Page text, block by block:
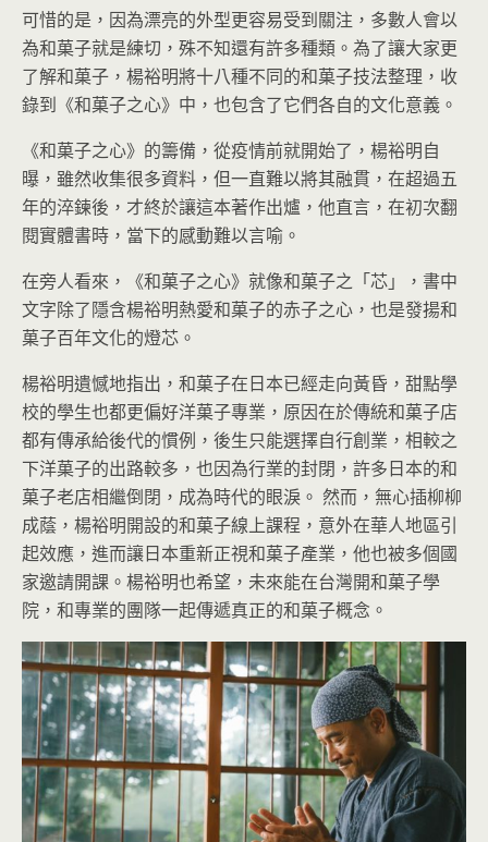
可惜的是，因為漂亮的外型更容易受到關注，多數人會以
為和菓子就是練切，殊不知還有許多種類。為了讓大家更
了解和菓子，楊裕明將十八種不同的和菓子技法整理，收
錄到《和菓子之心》中，也包含了它們各自的文化意義。
《和菓子之心》的籌備，從疫情前就開始了，楊裕明自
曝，雖然收集很多資料，但一直難以將其融貫，在超過五
年的淬鍊後，才終於讓這本著作出爐，他直言，在初次翻
閱實體書時，當下的感動難以言喻。
在旁人看來，《和菓子之心》就像和菓子之「芯」，書中
文字除了隱含楊裕明熱愛和菓子的赤子之心，也是發揚和
菓子百年文化的燈芯。
楊裕明遺憾地指出，和菓子在日本已經走向黃昏，甜點學
校的學生也都更偏好洋菓子專業，原因在於傳統和菓子店
都有傳承給後代的慣例，後生只能選擇自行創業，相較之
下洋菓子的出路較多，也因為行業的封閉，許多日本的和
菓子老店相繼倒閉，成為時代的眼淚。 然而，無心插柳柳
成蔭，楊裕明開設的和菓子線上課程，意外在華人地區引
起效應，進而讓日本重新正視和菓子產業，他也被多個國
家邀請開課。楊裕明也希望，未來能在台灣開和菓子學
院，和專業的團隊一起傳遞真正的和菓子概念。